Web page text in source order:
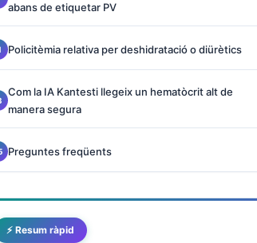
abans de etiquetar PV
Policitèmia relativa per deshidratació o diürètics
Com la IA Kantesti llegeix un hematòcrit alt de
manera segura
Preguntes freqüents
⚡ Resum ràpid